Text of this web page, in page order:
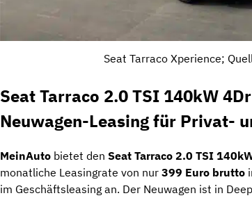
Seat Tarraco Xperience;
Seat Tarraco 2.0 TSI 140kW
Neuwagen-Leasing für Privat-
MeinAuto bietet den Seat Tarraco 2.0 TSI
monatliche Leasingrate von nur 399 Euro brutto
im Geschäftsleasing an. Der Neuwagen ist in